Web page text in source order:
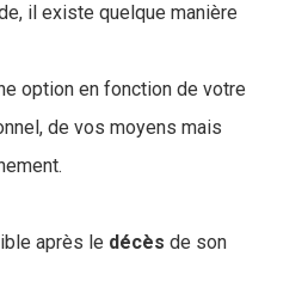
il existe quelque manière
option en fonction de votre
de vos moyens mais
après le décès de son